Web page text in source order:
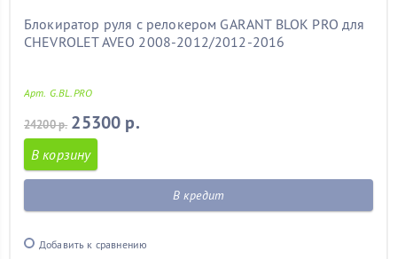
Блокиратор руля с релокером GARANT BLOK PRO для
CHEVROLET AVEO 2008-2012/2012-2016
Арт. G.BL.PRO
24200 р. 25300 р.
В корзину
В кредит
Добавить к сравнению